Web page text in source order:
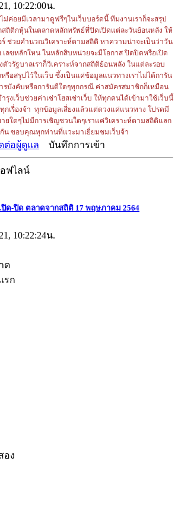
10:22:00น.
ค่อยมีเวลามาดูฟรีๆในเว็บบอร์ดนี้ ทีมงานเราก็จะสรุป
ถิติกหุ้นในตลาดหลักทรัพย์ที่ปิดเปิดแต่ละวันย้อนหลัง ให้
ช่วยคำนวณวิเคราะห์ตามสถิติ หาความน่าจะเป็นว่าวัน
เลขหลักใหน ในหลักสิบหน่วยจะมีโอกาส ปิดปิดหรือเปิด
วรัฐบาลเราก็วิเคราะห์จากสถิติย้อนหลัง ในแต่ละรอบ
รือสรุปไว้ในเว็บ ซึ้งเป็นแค่ข้อมูลแนวทางเราไม่ได้การัน
รบังคับหรือการันตีใดๆทุกกรณี ค่าสมัครสมาชิกก็เหมือน
รุงเว็บช่วยค่าเช่าโฮสเช่าเว็บ ให้ทุกคนได้เข้ามาใช้เว็บนี้
กเรื่องจ้า ทุกข้อมูลเสี่ยงแล้วแต่ดวงแค่แนวทาง โปรดมี
ยใดๆไม่มีการเชิญชวนใดๆเราแค่วิเคราะห์ตามสถิติแลก
น ขอบคุณทุกท่านที่แวะมาเยี่ยมชมเว็บจ้า
ต่อผู้ดูแล บันทึกการเข้า
ปิด-ปิด ตลาดจากสถิติ 17 พฤษภาคม 2564
10:22:24น.
ด
รก
อง